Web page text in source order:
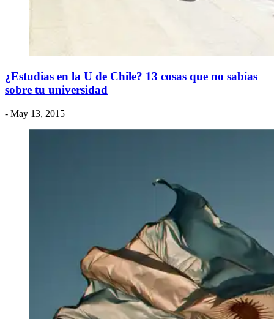
¿Estudias en la U de Chile? 13 cosas que no sabías
sobre tu universidad
- May 13, 2015